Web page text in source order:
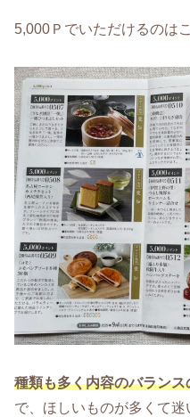
5,000Ｐでいただけるのはこ
種類も多く内容のバランス
で、ほしいものが多くて迷